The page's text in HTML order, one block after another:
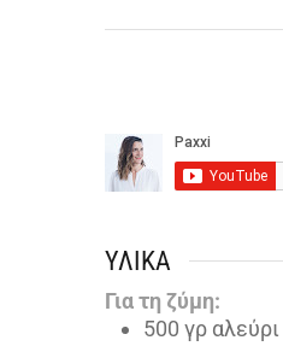
ΥΛΙΚΆ
Για τη ζύμη:
500 γρ αλεύρι